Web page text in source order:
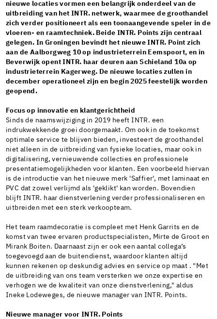
nieuwe locaties vormen een belangrijk onderdeel van de
uitbreiding van het INTR. netwerk, waarmee de groothandel
zich verder positioneert als een toonaangevende speler in de
vloeren- en raamtechniek. Beide INTR. Points zijn centraal
gelegen. In Groningen bevindt het nieuwe INTR. Point zich
aan de Aalborgweg 10 op industrieterrein Eemspoort, en in
Beverwijk opent INTR. haar deuren aan Schieland 10a op
industrieterrein Kagerweg. De nieuwe locaties zullen in
december operationeel zijn en begin 2025 feestelijk worden
geopend.
Focus op innovatie en klantgerichtheid
Sinds de naamswijziging in 2019 heeft INTR. een
indrukwekkende groei doorgemaakt. Om ook in de toekomst
optimale service te blijven bieden, investeert de groothandel
niet alleen in de uitbreiding van fysieke locaties, maar ook in
digitalisering, vernieuwende collecties en professionele
presentatiemogelijkheden voor klanten. Een voorbeeld hiervan
is de introductie van het nieuwe merk 'Saffier', met laminaat en
PVC dat zowel verlijmd als 'geklikt' kan worden. Bovendien
blijft INTR. haar dienstverlening verder professionaliseren en
uitbreiden met een sterk verkoopteam.
Het team raamdecoratie is compleet met Henk Garrits en de
komst van twee ervaren productspecialisten, Mirte de Groot en
Mirank Boiten. Daarnaast zijn er ook een aantal collega’s
toegevoegd aan de buitendienst, waardoor klanten altijd
kunnen rekenen op deskundig advies en service op maat . "Met
de uitbreiding van ons team versterken we onze expertise en
verhogen we de kwaliteit van onze dienstverlening," aldus
Ineke Lodeweges, de nieuwe manager van INTR. Points.
Nieuwe manager voor INTR. Points